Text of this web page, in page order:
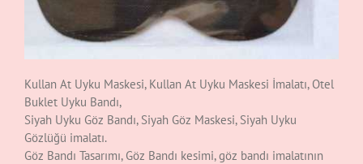
Kullan At Uyku Maskesi, Kullan At Uyku Maskesi İmalatı, Otel
Buklet Uyku Bandı,
Siyah Uyku Göz Bandı, Siyah Göz Maskesi, Siyah Uyku
Gözlüğü imalatı.
Göz Bandı Tasarımı, Göz Bandı kesimi, göz bandı imalatının